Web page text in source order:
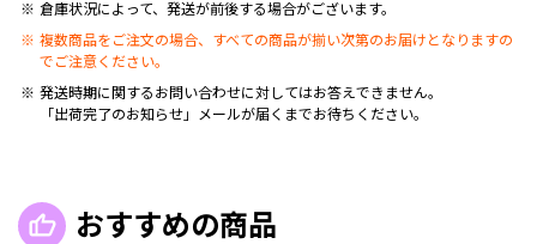
倉庫状況によって、発送が前後する場合がございます。
複数商品をご注文の場合、すべての商品が揃い次第のお届けとなりますの
でご注意ください。
発送時期に関するお問い合わせに対してはお答えできません。
「出荷完了のお知らせ」メールが届くまでお待ちください。
おすすめの商品